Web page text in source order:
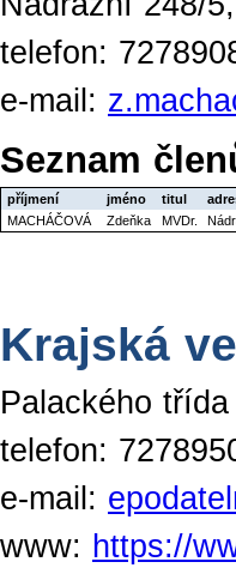
telefon:
e-mail:
Seznam
příjmení jméno titul
MACHÁČOVÁ
Zdeňka MVDr.
Krajská
Palackého
telefon:
e-mail:
www: https://